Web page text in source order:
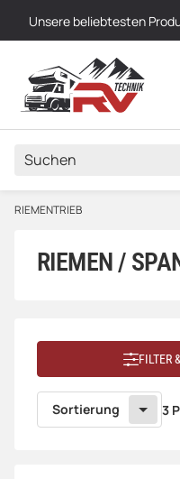
Unsere beliebtesten
RIEMENTRIEB
RIEMEN /
FILTER
Sortierung 3